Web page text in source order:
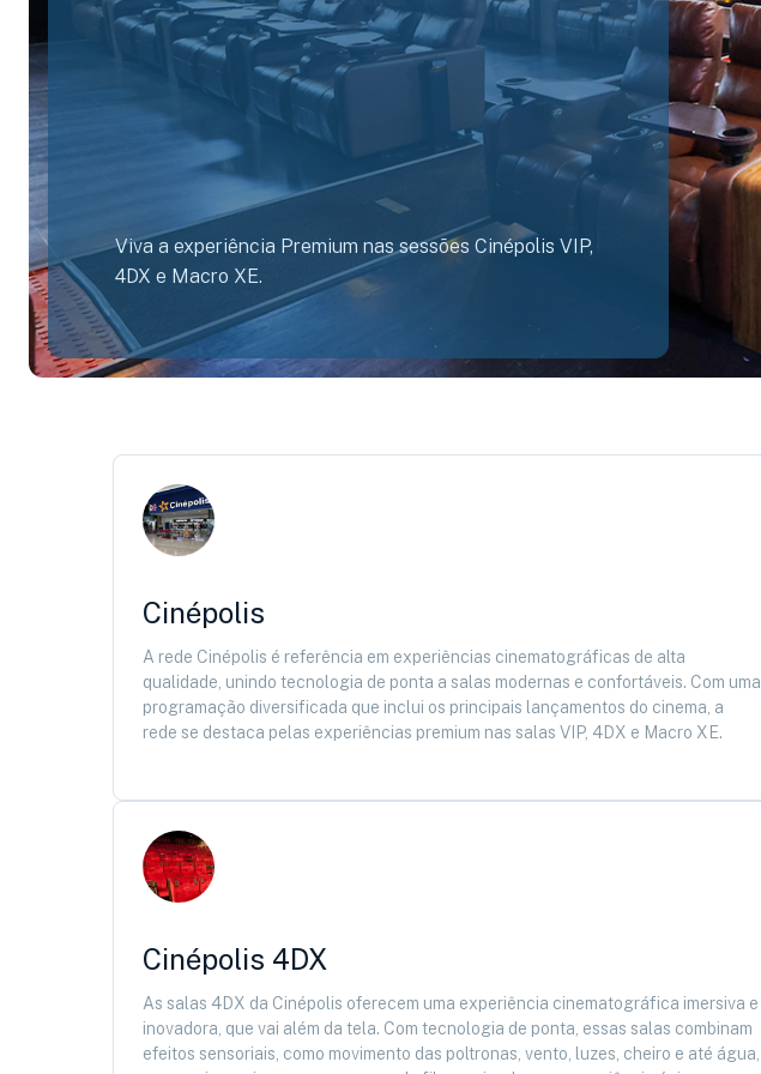
Viva a experiência Premium nas sessões Cinépolis VIP,
4DX e Macro XE.
Cinépolis
A rede Cinépolis é referência em experiências cinematográficas de alta
qualidade, unindo tecnologia de ponta a salas modernas e confortáveis. Com uma
programação diversificada que inclui os principais lançamentos do cinema, a
rede se destaca pelas experiências premium nas salas VIP, 4DX e Macro XE.
Cinépolis 4DX
As salas 4DX da Cinépolis oferecem uma experiência cinematográfica imersiva e
inovadora, que vai além da tela. Com tecnologia de ponta, essas salas combinam
efeitos sensoriais, como movimento das poltronas, vento, luzes, cheiro e até água,